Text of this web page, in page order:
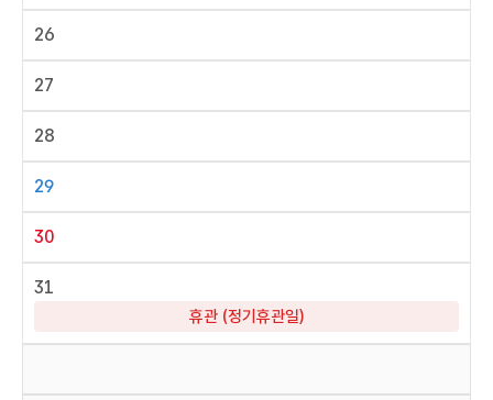
26
27
28
29
30
31
휴관 (정기휴관일)